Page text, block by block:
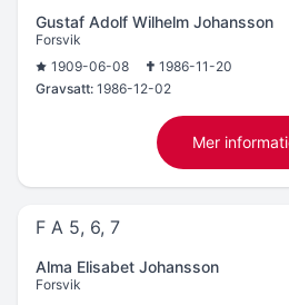
Gustaf Adolf Wilhelm Johansson
Forsvik
1909-06-08
1986-11-20
Gravsatt: 1986-12-02
Mer
F A 5, 6, 7
Alma Elisabet Johansson
Forsvik